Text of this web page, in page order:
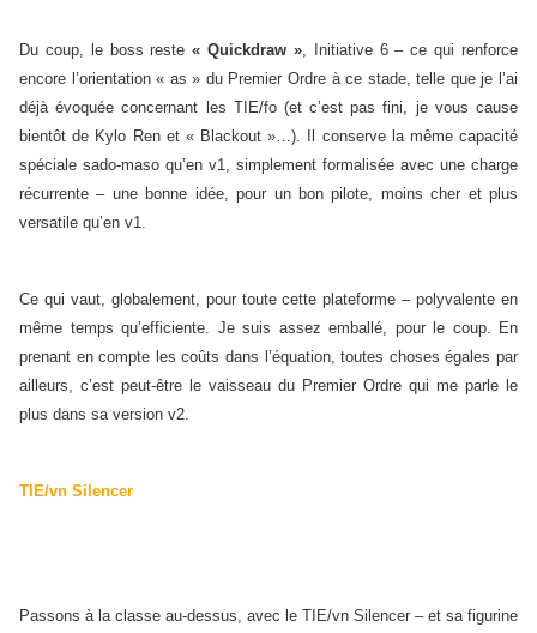
Du coup, le boss reste« Quickdraw », Initiative 6 – ce qui renforce
encore l’orientation « as » du Premier Ordre à ce stade, telle que je l’ai
déjà évoquée concernant les TIE/fo (et c’est pas fini, je vous cause
bientôt de Kylo Ren et « Blackout »…). Il conserve la même capacité
spéciale sado-maso qu’en v1, simplement formalisée avec une charge
récurrente – une bonne idée, pour un bon pilote, moins cher et plus
versatile qu’en v1.
Ce qui vaut, globalement, pour toute cette plateforme – polyvalente en
même temps qu’efficiente. Je suis assez emballé, pour le coup. En
prenant en compte les coûts dans l’équation, toutes choses égales par
ailleurs, c’est peut-être le vaisseau du Premier Ordre qui me parle le
plus dans sa version v2.
TIE/vn Silencer
Passons à la classe au-dessus, avec le TIE/vn Silencer – et sa figurine